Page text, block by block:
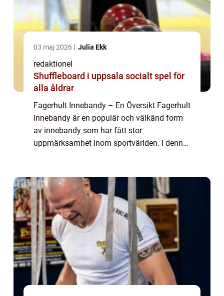
03 maj 2026 Julia Ekk
redaktionel
Shuffleboard i uppsala socialt spel för
alla åldrar
Fagerhult Innebandy – En Översikt Fagerhult
Innebandy är en populär och välkänd form
av innebandy som har fått stor
uppmärksamhet inom sportvärlden. I denna
o...